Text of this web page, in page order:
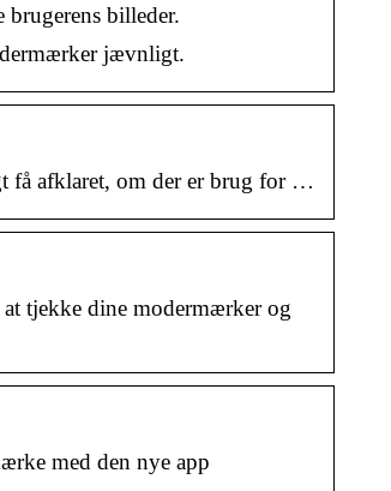
billeder.
jævnligt.
få afklaret, om der er brug for …
tjekke dine modermærker og
med den nye app